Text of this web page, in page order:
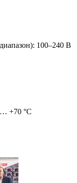
100–240 В
+70 °С